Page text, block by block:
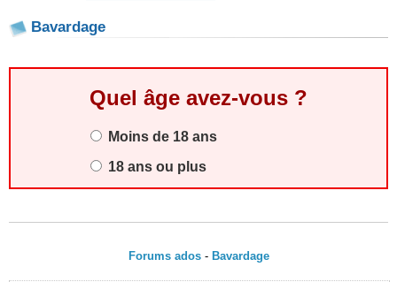
Bavardage
Quel âge avez-vous ?
Moins de 18 ans
18 ans ou plus
Forums ados- Bavardage